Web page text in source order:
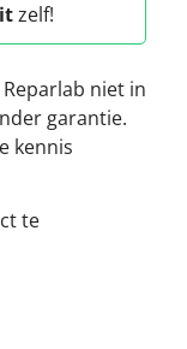
zelf!
niet in
garantie.
kennis
te